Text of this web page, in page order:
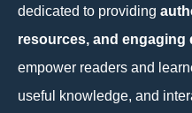
dedicated to providing
resources, and engaging
empower readers and
useful knowledge, and